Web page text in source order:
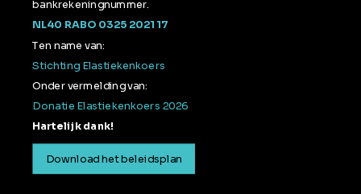
bankrekeningnummer.
NL40 RABO 0325 2021 17
Ten name van:
Stichting Elastiekenkoers
Onder vermelding van:
Donatie Elastiekenkoers 2026
Hartelijk dank!
Download het beleidsplan